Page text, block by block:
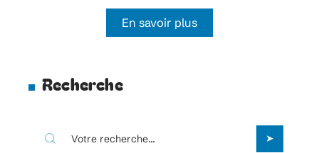
En savoir plus
Recherche